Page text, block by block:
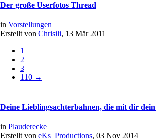
Der große Userfotos Thread
in Vorstellungen
Erstellt von Chrisili, 13 Mär 2011
1
2
3
110 →
Deine Lieblingsachterbahnen, die mit dir
in Plauderecke
Erstellt von eKs_Productions, 03 Nov 2014